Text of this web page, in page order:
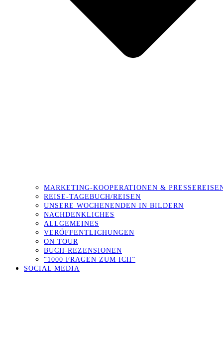
MARKETING-KOOPERATIONEN &
REISE-TAGEBUCH/REISEN
UNSERE WOCHENENDEN IN BILDERN
NACHDENKLICHES
ALLGEMEINES
VERÖFFENTLICHUNGEN
ON TOUR
BUCH-REZENSIONEN
“1000 FRAGEN ZUM ICH”
SOCIAL MEDIA